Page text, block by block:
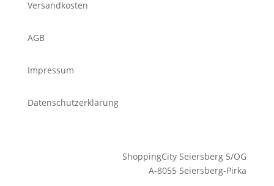
Versandkosten
AGB
Impressum
Datenschutzerklärung
ShoppingCity Seiersberg 5/OG
A-8055 Seiersberg-Pirka